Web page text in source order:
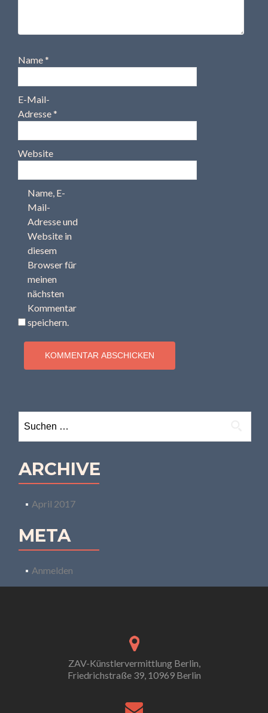
Name*
E-Mail-
Adresse*
Website
Name, E-
Mail-
Adresse und
Website in
diesem
Browser für
meinen
nächsten
Kommentar
speichern.
nach:
ARCHIVE
April 2017
META
Anmelden
ZAV-Künstlervermittlung Berlin,
Friedrichstraße 39, 10969 Berlin